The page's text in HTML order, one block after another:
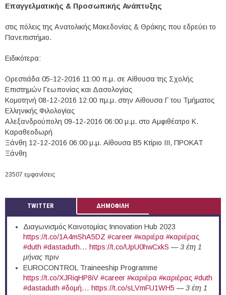
Επαγγελματικής & Προσωπικής Ανάπτυξης
στις πόλεις της Ανατολικής Μακεδονίας & Θράκης που εδρεύει το
Πανεπιστήμιο.
Ειδικότερα:
Ορεστιάδα 05-12-2016 11:00 π.μ. σε Αίθουσα της Σχολής
Επιστημών Γεωπονίας και Δασολογίας
Kομοτηνή 08-12-2016 12:00 πμ.μ. στην Αίθουσα Γ του Τμήματος
Ελληνικής Φιλολογίας
Αλεξανδρούπολη 09-12-2016 06:00 μ.μ. στο Αμφιθέατρο Κ.
Καραθεοδωρή
Ξάνθη 12-12-2016 06:00 μ.μ. Αίθουσα Β5 Κτίριο ΙΙΙ, ΠΡΟΚΑΤ
Ξάνθη
23507 εμφανίσεις
TWITTER ΔΗΜΟΦΙΛΗ
Διαγωνισμός Καινοτομίας Innovation Hub 2023
https://t.co/1A4mShA5DZ #career #καριέρα #καριέρας
#duth #dastaduth… https://t.co/UpU0hwCxkS —3 έτη 1
μήναςπριν
EUROCONTROL Traineeship Programme
https://t.co/XJRiqHP8iV #career #καριέρα #καριέρας #duth
#dastaduth #δομή… https://t.co/sLVmFU1WH5 —3 έτη 1